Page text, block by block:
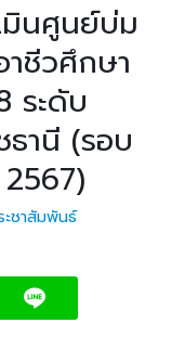
มินศูนย์บ่ม
าชีวศึกษา
ระดับ
านี (รอบ
ะชาสัมพันธ์
ระเมินปีการศึกษา 2567)